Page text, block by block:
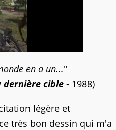
en a un..."
dernière cible - 1988)
légère et
très bon dessin qui m'a